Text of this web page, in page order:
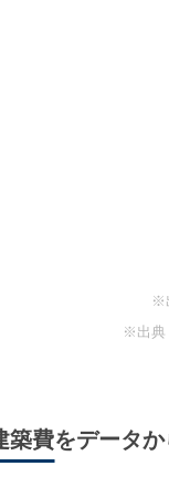
※
※出典
築費をデータか